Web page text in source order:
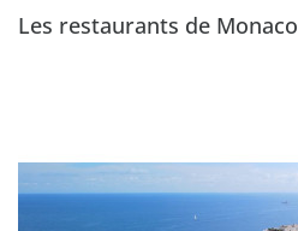
Les restaurants de